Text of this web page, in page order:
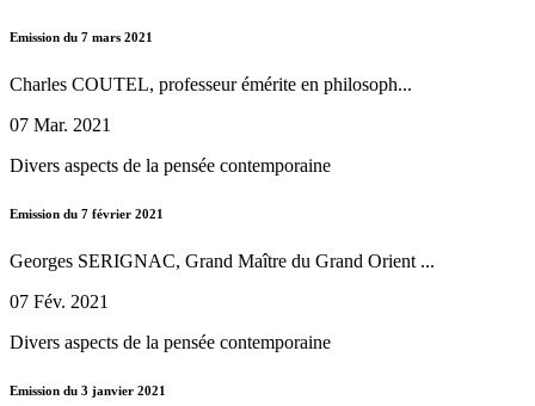
Emission du 7 mars 2021
Charles COUTEL, professeur émérite en philosoph...
07 Mar. 2021
Divers aspects de la pensée contemporaine
Emission du 7 février 2021
Georges SERIGNAC, Grand Maître du Grand Orient ...
07 Fév. 2021
Divers aspects de la pensée contemporaine
Emission du 3 janvier 2021